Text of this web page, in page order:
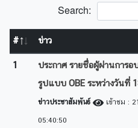
Search:
#
ข่าว
1
ประกาศ รายชื่อผู้ผ่านการ
รูปแบบ OBE ระหว่างวันที่
ข่าวประชาสัมพันธ์ เข้าชม :
05:40:50